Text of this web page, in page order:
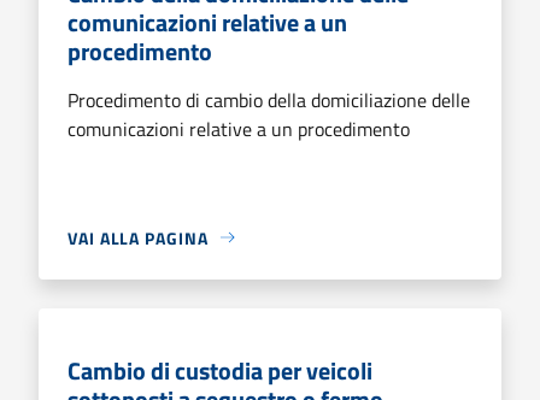
comunicazioni relative a un
procedimento
Procedimento di cambio della domiciliazione delle
comunicazioni relative a un procedimento
VAI ALLA PAGINA
Cambio di custodia per veicoli